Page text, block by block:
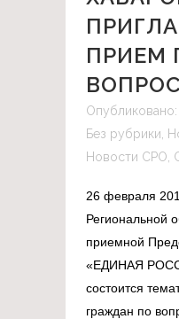
ПРИЕМ
Без рубрики
Новости СРО
26 февраля
Региональной
приемной
«ЕДИНАЯ
состоится
граждан по